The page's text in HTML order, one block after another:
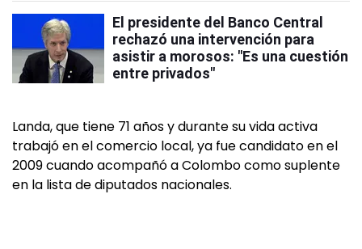
El presidente del Banco Central
rechazó una intervención para
asistir a morosos: "Es una cuestión
entre privados"
Landa, que tiene 71 años y durante su vida activa
trabajó en el comercio local, ya fue candidato en el
2009 cuando acompañó a Colombo como suplente
en la lista de diputados nacionales.